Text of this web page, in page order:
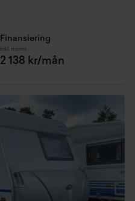
Finansiering
Inkl. moms
2 138 kr/mån